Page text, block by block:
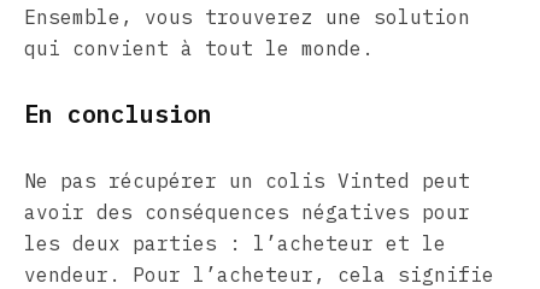
Ensemble, vous trouverez une solution
qui convient à tout le monde.
En conclusion
Ne pas récupérer un colis Vinted peut
avoir des conséquences négatives pour
les deux parties : l’acheteur et le
vendeur. Pour l’acheteur, cela signifie